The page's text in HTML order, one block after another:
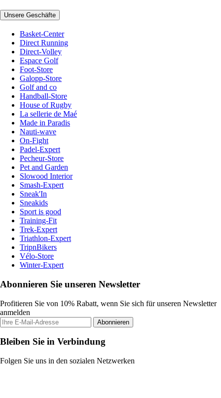
Unsere Geschäfte
Basket-Center
Direct Running
Direct-Volley
Espace Golf
Foot-Store
Galopp-Store
Golf and co
Handball-Store
House of Rugby
La sellerie de Maé
Made in Paradis
Nauti-wave
On-Fight
Padel-Expert
Pecheur-Store
Pet and Garden
Slowood Interior
Smash-Expert
Sneak'In
Sneakids
Sport is good
Training-Fit
Trek-Expert
Triathlon-Expert
TripnBikers
Vélo-Store
Winter-Expert
Abonnieren Sie unseren Newsletter
Profitieren Sie von 10% Rabatt, wenn Sie sich für unseren Newsletter
anmelden
Abonnieren
Bleiben Sie in Verbindung
Folgen Sie uns in den sozialen Netzwerken